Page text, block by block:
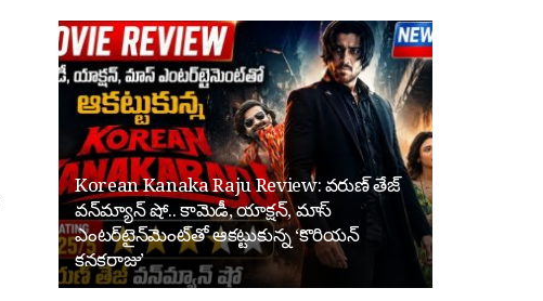
Korean Kanaka Raju Review: వరుణ్ తేజ్
వన్‌మ్యాన్ షో.. కామెడీ, యాక్షన్, మాస్
ఎంటర్‌టైన్‌మెంట్‌తో ఆకట్టుకున్న ‘కొరియన్
కనకరాజు’